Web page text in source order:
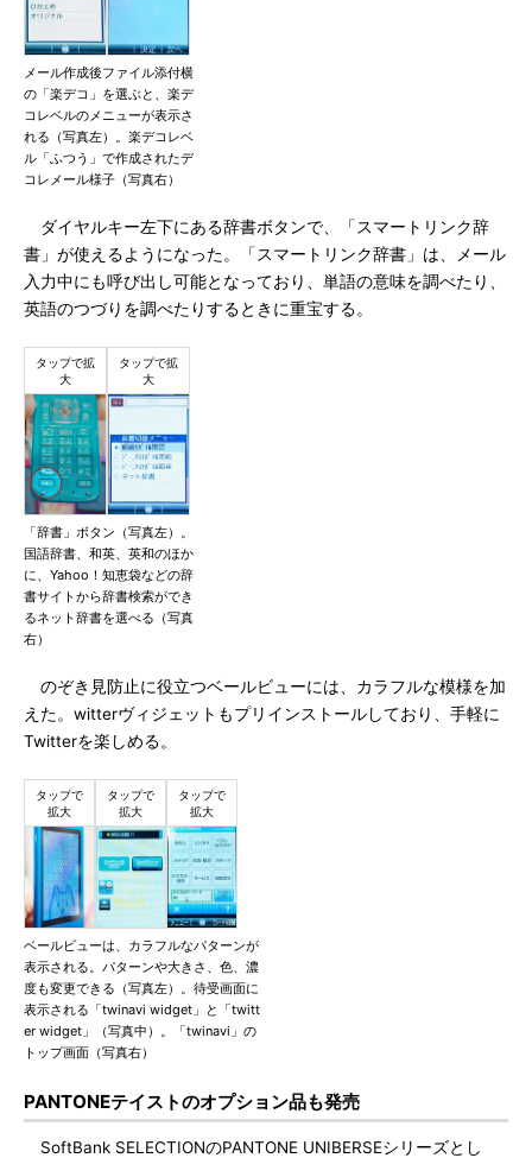
メール作成後ファイル添付横
の「楽デコ」を選ぶと、楽デ
コレベルのメニューが表示さ
れる（写真左）。楽デコレベ
ル「ふつう」で作成されたデ
コレメール様子（写真右）
ダイヤルキー左下にある辞書ボタンで、「スマートリンク辞
書」が使えるようになった。「スマートリンク辞書」は、メール
入力中にも呼び出し可能となっており、単語の意味を調べたり、
英語のつづりを調べたりするときに重宝する。
「辞書」ボタン（写真左）。
国語辞書、和英、英和のほか
に、Yahoo！知恵袋などの辞
書サイトから辞書検索ができ
るネット辞書を選べる（写真
右）
のぞき見防止に役立つベールビューには、カラフルな模様を加
えた。witterヴィジェットもプリインストールしており、手軽に
Twitterを楽しめる。
ベールビューは、カラフルなパターンが
表示される。パターンや大きさ、色、濃
度も変更できる（写真左）。待受画面に
表示される「twinavi widget」と「twitt
er widget」（写真中）。「twinavi」の
トップ画面（写真右）
PANTONEテイストのオプション品も発売
SoftBank SELECTIONのPANTONE UNIBERSEシリーズとし